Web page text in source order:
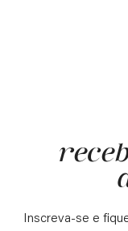
Inscreva-se e